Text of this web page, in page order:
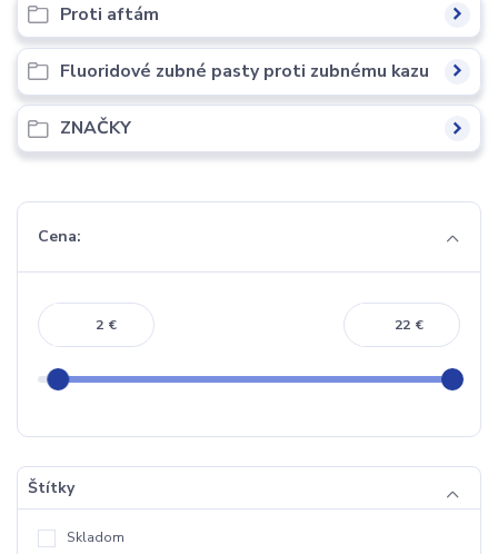
Proti aftám
Fluoridové zubné pasty proti zubnému kazu
ZNAČKY
Cena:
€ €
Štítky
Skladom